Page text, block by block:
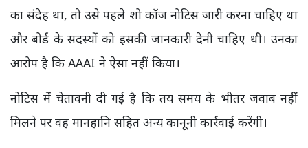
का संदेह था, तो उसे पहले शो कॉज नोटिस जारी करना चाहिए था
और बोर्ड के सदस्यों को इसकी जानकारी देनी चाहिए थी। उनका
आरोप है कि AAAI ने ऐसा नहीं किया।
नोटिस में चेतावनी दी गई है कि तय समय के भीतर जवाब नहीं
मिलने पर वह मानहानि सहित अन्य कानूनी कार्रवाई करेंगी।